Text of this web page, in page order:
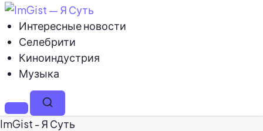
Интересные новости
Селебрити
Киноиндустрия
Музыка
МенюПоиск
ImGist - Я Суть